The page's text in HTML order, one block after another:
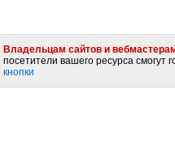
Владельцам сайтов и
посетители вашего ресурса смогут
кнопки